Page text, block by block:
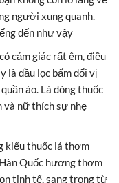
người xung quanh.
đến như vậy
cảm giác rất êm, điều
là đầu lọc bấm đổi vị
áo. Là dòng thuốc
và nữ thích sự nhẹ
kiểu thuốc lá thơm
Quốc hương thơm
tinh tế, sang trọng từ